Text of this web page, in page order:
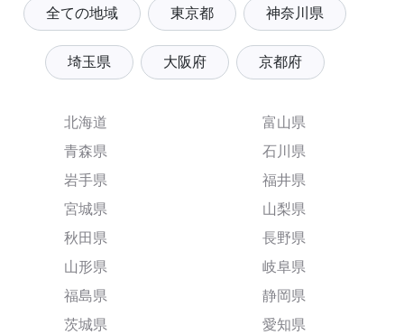
全ての地域 東京都 神奈川県
埼玉県 大阪府 京都府
北海道
青森県
岩手県
宮城県
秋田県
山形県
福島県
茨城県
富山県
石川県
福井県
山梨県
長野県
岐阜県
静岡県
愛知県